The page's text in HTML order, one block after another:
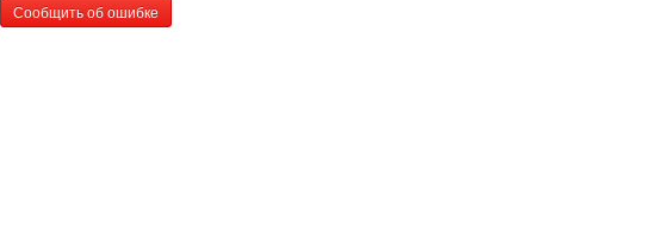
Сообщить об ошибке